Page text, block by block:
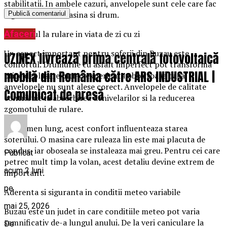
stabilitatii. In ambele cazuri, anvelopele sunt cele care fac
legatura dintre masina si drum.
Confortul la rulare in viata de zi cu zi
Un aspect important pentru soferii din Buzau este
confortul. Drumurile cu asfalt imperfect pot transforma
orice deplasare intr-o experienta obositoare daca
anvelopele nu sunt alese corect. Anvelopele de calitate
contribuie la absorbirea denivelarilor si la reducerea
zgomotului de rulare.
Pe termen lung, acest confort influenteaza starea
soferului. O masina care ruleaza lin este mai placuta de
condus, iar oboseala se instaleaza mai greu. Pentru cei care
petrec mult timp la volan, acest detaliu devine extrem de
important.
Aderenta si siguranta in conditii meteo variabile
Buzau este un judet in care conditiile meteo pot varia
semnificativ de-a lungul anului. De la veri caniculare la
Afaceri
UZINEX livrează prima centrală fotovoltaică
mobilă din România către ARS INDUSTRIAL |
Comunicat de presă
Publicat
acum 2 luni
pe
mai 25, 2026
De